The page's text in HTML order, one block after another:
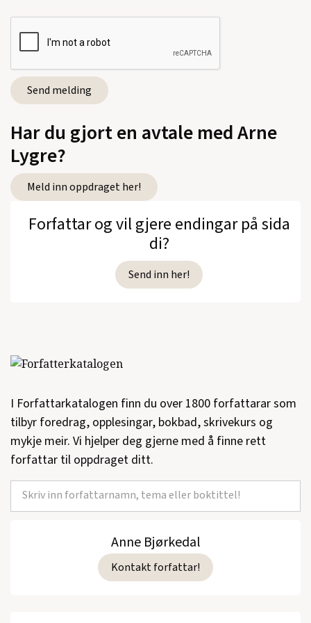
Brått evig
Mamma og meg og menn(Aschehoug,
Dramatikk, 1998)
Se alle utgivelser
Har du gjort en avtale med Arne
Lygre?
Meld inn oppdraget her!
Forfattar og vil gjere endingar på sida
di?
Send inn her!
I Forfattarkatalogen finn du over 1800 forfattarar som
tilbyr foredrag, opplesingar, bokbad, skrivekurs og
mykje meir. Vi hjelper deg gjerne med å finne rett
forfattar til oppdraget ditt.
Anne Bjørkedal
Kontakt forfattar!